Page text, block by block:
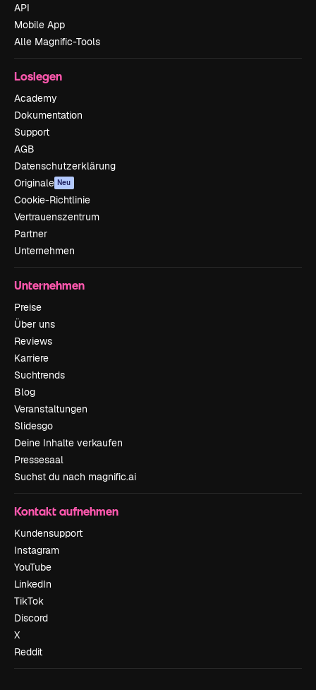
API
Mobile App
Alle Magnific-Tools
Loslegen
Academy
Dokumentation
Support
AGB
Datenschutzerklärung
Originale Neu
Cookie-Richtlinie
Vertrauenszentrum
Partner
Unternehmen
Unternehmen
Preise
Über uns
Reviews
Karriere
Suchtrends
Blog
Veranstaltungen
Slidesgo
Deine Inhalte verkaufen
Pressesaal
Suchst du nach magnific.ai
Kontakt aufnehmen
Kundensupport
Instagram
YouTube
LinkedIn
TikTok
Discord
X
Reddit